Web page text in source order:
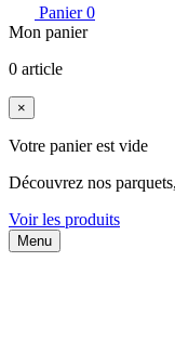
Panier 0
Mon panier
0 article
×
Votre panier est vide
Découvrez nos
Voir les produits
Menu